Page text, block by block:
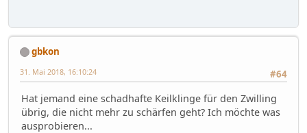
gbkon
#64
31. Mai 2018, 16:10:24
Hat jemand eine schadhafte Keilklinge für den Zwilling
übrig, die nicht mehr zu schärfen geht? Ich möchte was
ausprobieren...